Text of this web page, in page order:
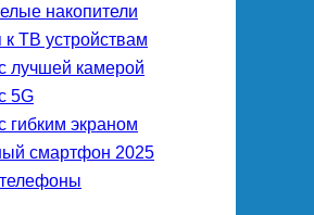
накопители
ТВ устройствам
лучшей камерой
5G
экраном
смартфон 2025